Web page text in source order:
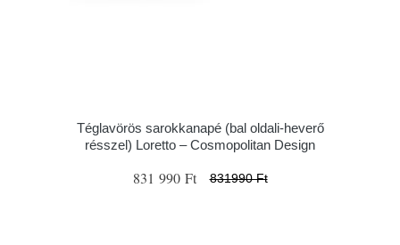
Téglavörös sarokkanapé (bal oldali-heverő
résszel) Loretto – Cosmopolitan Design
831 990 Ft 831990 Ft